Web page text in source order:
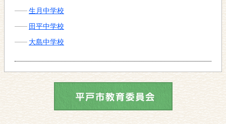
生月中学校
田平中学校
大島中学校